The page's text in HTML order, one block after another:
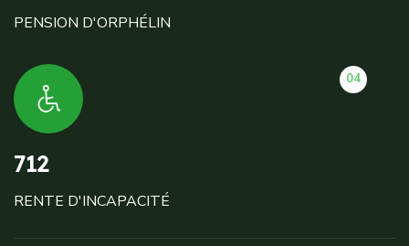
PENSION D'ORPHÉLIN
04
712
RENTE D'INCAPACITÉ